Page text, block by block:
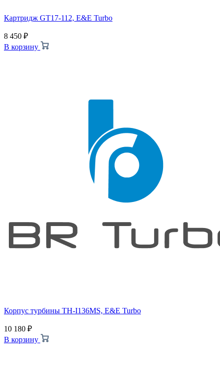
Картридж GT17-112, E&E Turbo
8 450 ₽
В корзину
Корпус турбины TH-I136MS, E&E Turbo
10 180 ₽
В корзину